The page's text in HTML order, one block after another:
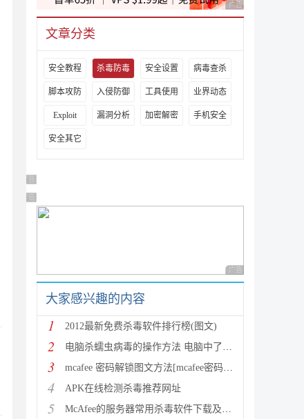
广告 商业广告，理性
文章分类
安全教程 杀毒防毒 安全设置 病毒查杀
脚本攻防 入侵防御 工具使用 业界动态
Exploit 漏洞分析 加密解密 手机安全
安全其它
广告 商业广告，理性选择
广告 商业广告，理性选择
广告 商业广告，理性
大家感兴趣的内容
1 2012最新免费杀毒软件排行榜(图文)
2 电脑杀蠕虫病毒的操作方法 电脑中了蠕虫病毒怎么办
3 mcafee 密码解锁图文方法[mcafee密码设置，登录，修改
4 APK在线检测杀毒推荐网址
5 McAfee的服务器常用杀毒软件下载及安装升级设置图文教